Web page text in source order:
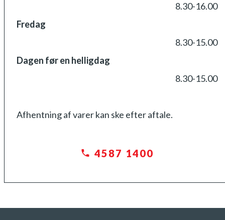
8.30-16.00
Fredag
8.30-15.00
Dagen før en helligdag
8.30-15.00
Afhentning af varer kan ske efter aftale.
4587 1400